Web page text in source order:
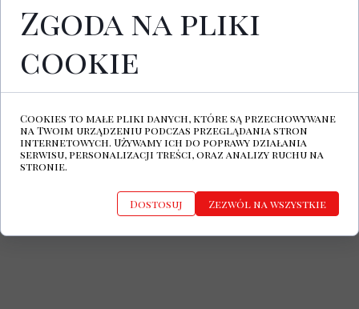
6 września 2024 ukaże się nowy studyjny
album Molchat Doma, zatytułowany
Belaya Polosa. Zespół zagra w tym roku
wystąpi 16 listopada w gdańskim Starym
Maneżu i 17 listopada w warszawskiej
Progresji.
Zgoda na pliki
cookie
Cookies to małe pliki danych, które są przechowywane
na Twoim urządzeniu podczas przeglądania stron
internetowych. Używamy ich do poprawy działania
serwisu, personalizacji treści, oraz analizy ruchu na
stronie.
Dostosuj Zezwól na wszystkie